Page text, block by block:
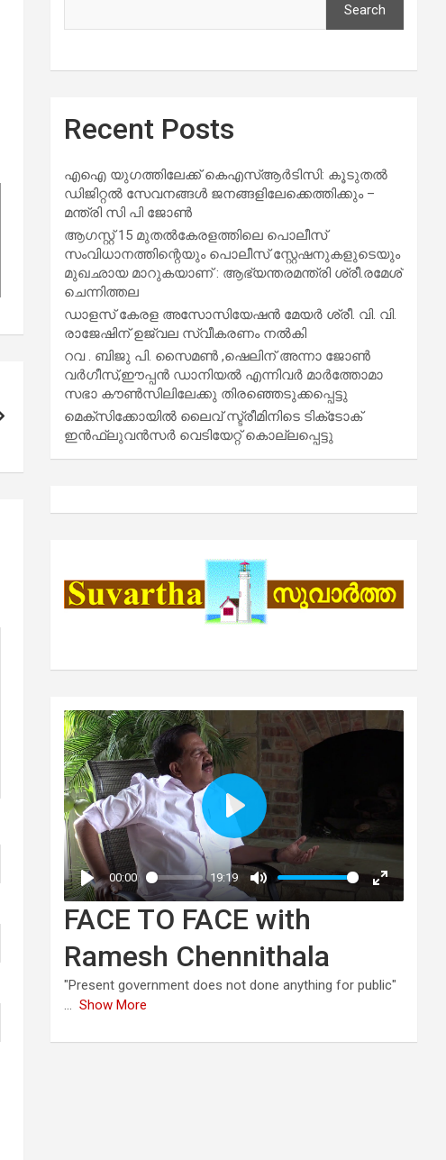
Search
Recent Posts
എഐ യുഗത്തിലേക്ക് കെഎസ്ആർടിസി: കൂടുതൽ
ഡിജിറ്റൽ സേവനങ്ങൾ ജനങ്ങളിലേക്കെത്തിക്കും –
മന്ത്രി സി പി ജോൺ
ആഗസ്റ്റ് 15 മുതല്‍കേരളത്തിലെ പൊലീസ്
സംവിധാനത്തിന്റെയും പൊലീസ് സ്റ്റേഷനുകളുടെയും
മുഖഛായ മാറുകയാണ് : ആഭ്യന്തരമന്ത്രി ശ്രീ.രമേശ്
ചെന്നിത്തല
ഡാളസ് കേരള അസോസിയേഷൻ മേയർ ശ്രീ. വി. വി.
രാജേഷിന് ഉജ്വല സ്വീകരണം നൽകി
റവ . ബിജു പി. സൈമൺ ,ഷെലിന് അന്നാ ജോൺ
വർഗീസ്,ഈപ്പൻ ഡാനിയൽ എന്നിവർ മാർത്തോമാ
സഭാ കൗൺസിലിലേക്കു തിരഞ്ഞെടുക്കപ്പെട്ടു
മെക്സിക്കോയിൽ ലൈവ് സ്ട്രീമിനിടെ ടിക്‌ടോക്
ഇൻഫ്ലുവൻസർ വെടിയേറ്റ് കൊല്ലപ്പെട്ടു
FACE TO FACE with
Ramesh Chennithala
"Present government does not done anything for public"
... Show More